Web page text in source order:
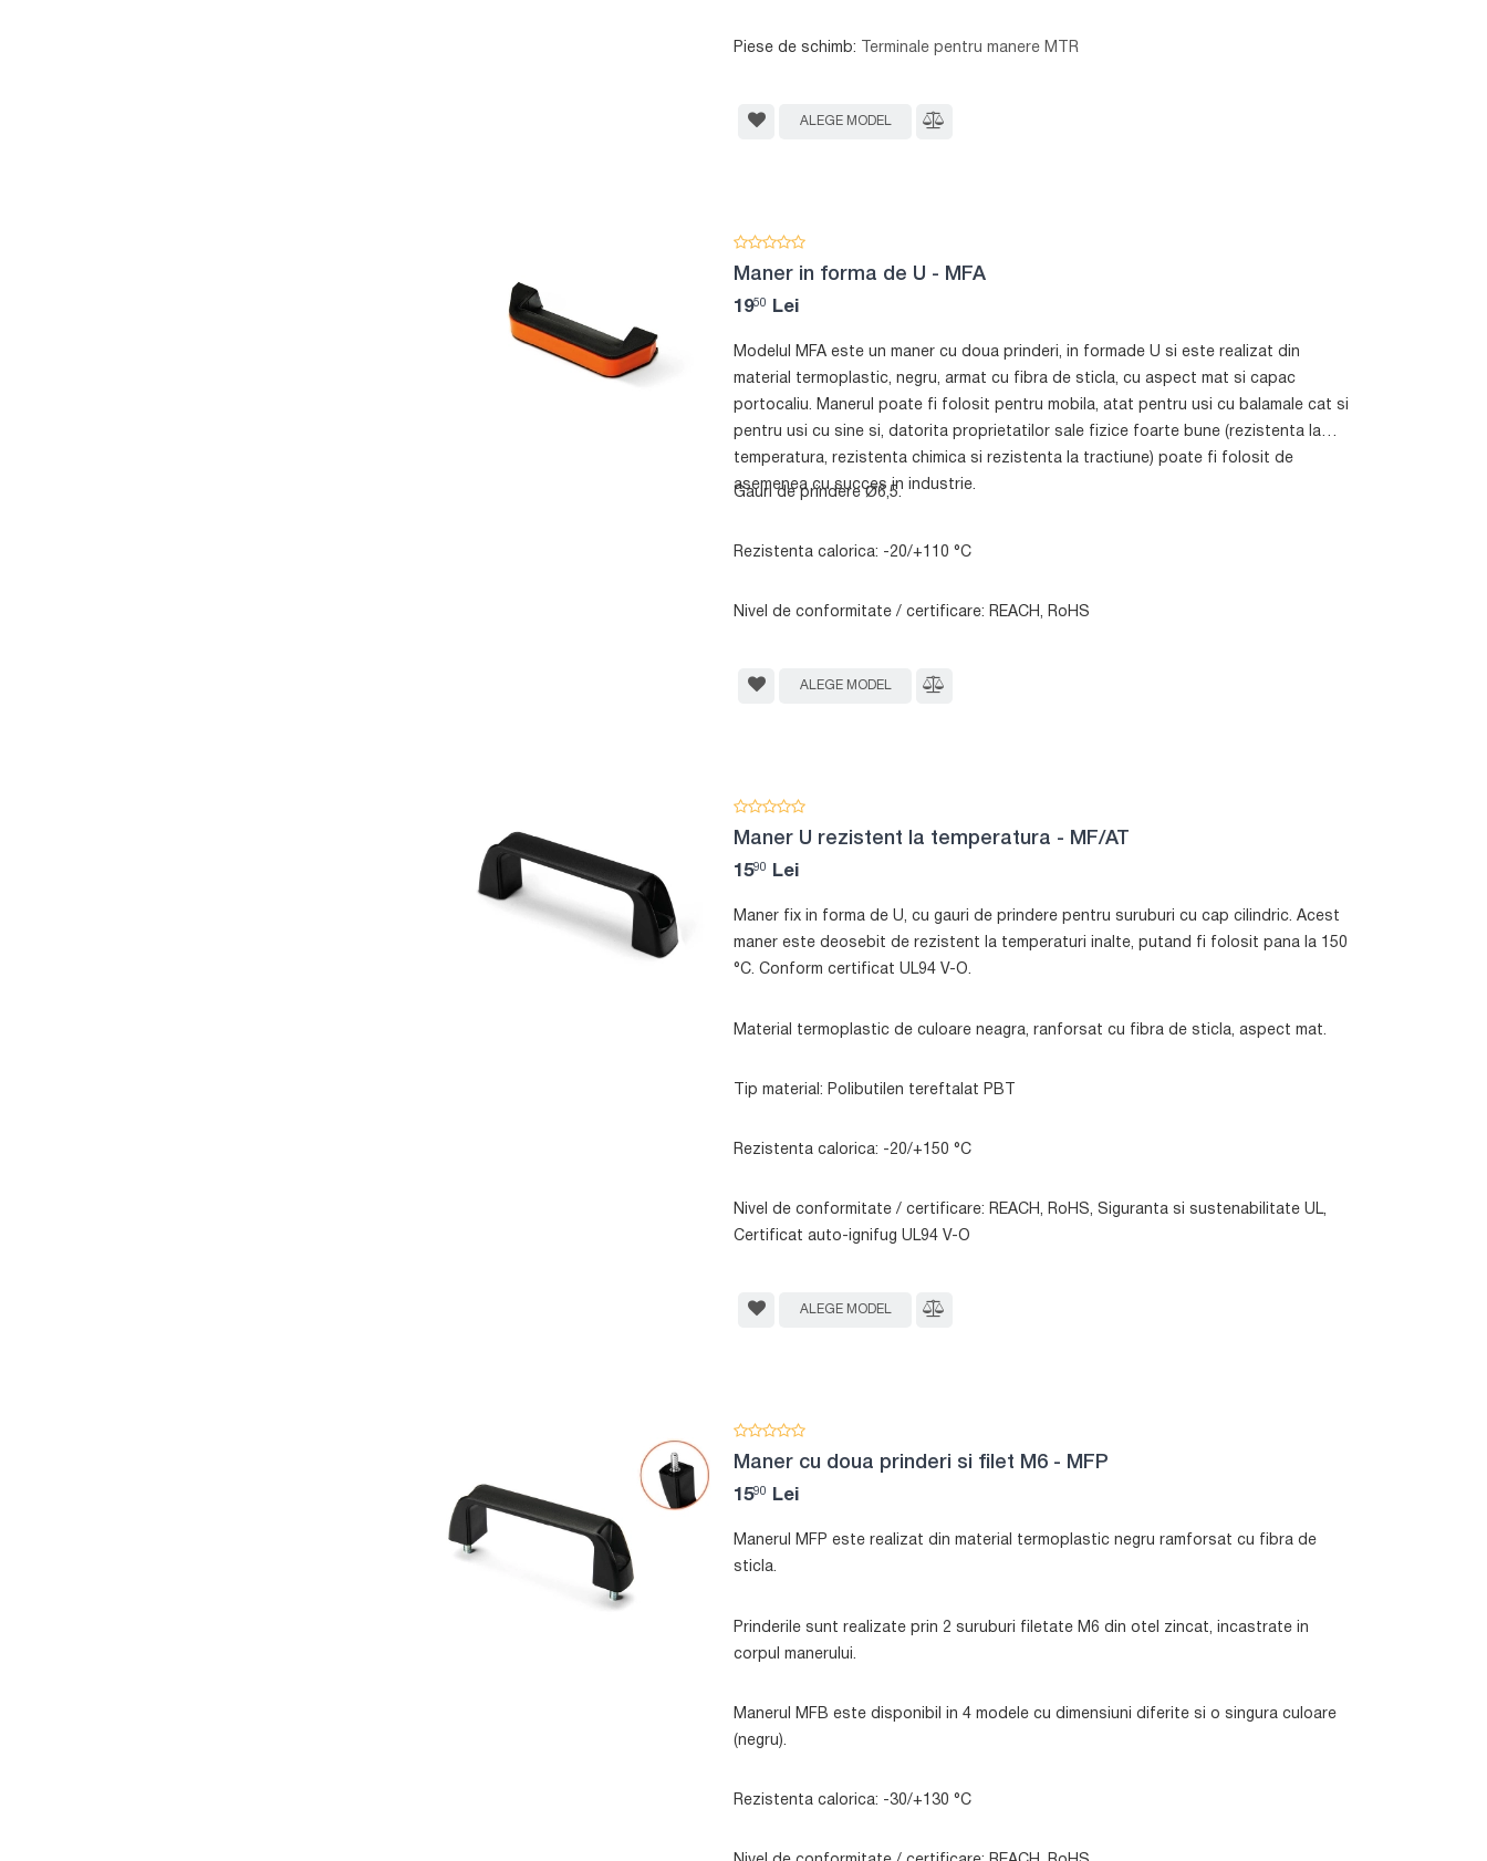
Piese de schimb: Terminale pentru manere MTR
ALEGE MODEL
Maner in forma de U - MFA
1950 Lei
Modelul MFA este un maner cu doua prinderi, in formade U si este realizat din
material termoplastic, negru, armat cu fibra de sticla, cu aspect mat si capac
portocaliu. Manerul poate fi folosit pentru mobila, atat pentru usi cu balamale cat si
pentru usi cu sine si, datorita proprietatilor sale fizice foarte bune (rezistenta la
temperatura, rezistenta chimica si rezistenta la tractiune) poate fi folosit de
asemenea cu succes in industrie.
Gauri de prindere Ø6,5.
Rezistenta calorica: -20/+110 °C
Nivel de conformitate / certificare: REACH, RoHS
ALEGE MODEL
Maner U rezistent la temperatura - MF/AT
1590 Lei
Maner fix in forma de U, cu gauri de prindere pentru suruburi cu cap cilindric. Acest
maner este deosebit de rezistent la temperaturi inalte, putand fi folosit pana la 150
°C. Conform certificat UL94 V-O.
Material termoplastic de culoare neagra, ranforsat cu fibra de sticla, aspect mat.
Tip material: Polibutilen tereftalat PBT
Rezistenta calorica: -20/+150 °C
Nivel de conformitate / certificare: REACH, RoHS, Siguranta si sustenabilitate UL,
Certificat auto-ignifug UL94 V-O
ALEGE MODEL
Maner cu doua prinderi si filet M6 - MFP
1590 Lei
Manerul MFP este realizat din material termoplastic negru ramforsat cu fibra de
sticla.
Prinderile sunt realizate prin 2 suruburi filetate M6 din otel zincat, incastrate in
corpul manerului.
Manerul MFB este disponibil in 4 modele cu dimensiuni diferite si o singura culoare
(negru).
Rezistenta calorica: -30/+130 °C